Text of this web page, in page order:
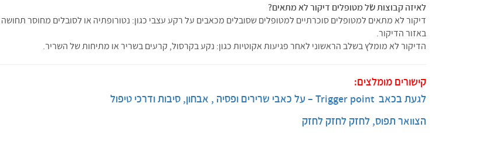
לאיזה קבוצות של מטופלים דיקור לא מתאים?
דיקור לא מתאים למטופלים סוכרתיים למטופלים שסובלים מכאבים על רקע עצבי כגון: נטורופתיה או לסובלים מחוסר תחושה
באזור הדיקור.
הדיקור לא מומלץ בשלב הראשוני לאחר פגיעות אקוטיות כגון: נקע בקרסול, קרעים בשריר או מתיחות של השריר.
קישורים מומלצים:
לגעת בכאב Trigger point – על כאבי שרירים ופסיה , אבחון, סיבות ודרכי טיפול
הצוואר תפוס, לחזק לחזק לחזק